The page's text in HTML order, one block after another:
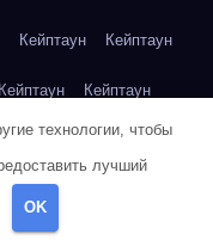
Кейптаун Кейптаун
Кейптаун Кейптаун
Кейптаун
Кейптаун
технологии, чтобы
лучший
OK